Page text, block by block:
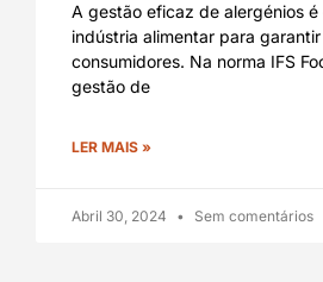
A gestão eficaz de alergénios é
indústria alimentar para
consumidores. Na norma IFS
gestão de
LER MAIS »
Abril 30, 2024 Sem comentários